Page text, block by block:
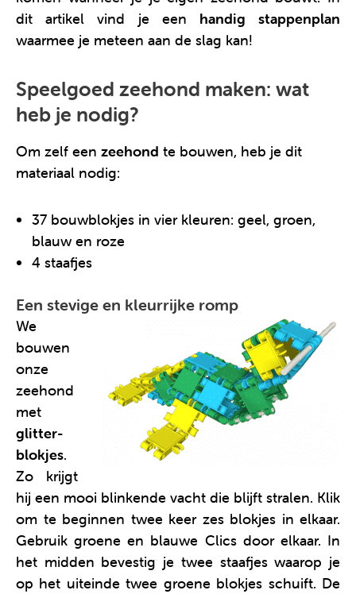
dit artikel vind je een handig stappenplan
waarmee je meteen aan de slag kan!
Speelgoed zeehond maken: wat
heb je nodig?
Om zelf een zeehond te bouwen, heb je dit
materiaal nodig:
37 bouwblokjes in vier kleuren: geel, groen,
blauw en roze
4 staafjes
Een stevige en kleurrijke romp
We
bouwen
onze
zeehond
met
glitter-
blokjes.
Zo krijgt
hij een mooi blinkende vacht die blijft stralen. Klik
om te beginnen twee keer zes blokjes in elkaar.
Gebruik groene en blauwe Clics door elkaar. In
het midden bevestig je twee staafjes waarop je
op het uiteinde twee groene blokjes schuift. De